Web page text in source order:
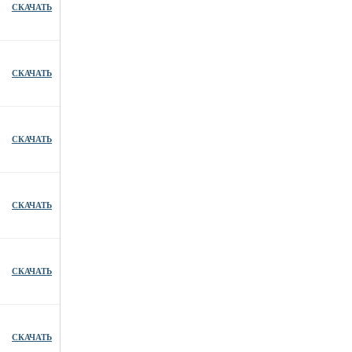
СКАЧАТЬ
СКАЧАТЬ
СКАЧАТЬ
СКАЧАТЬ
СКАЧАТЬ
СКАЧАТЬ